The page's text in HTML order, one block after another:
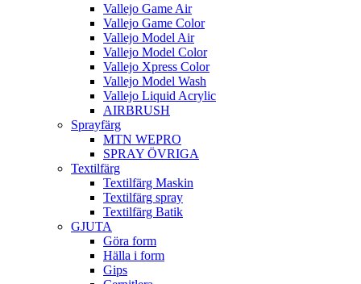
Vallejo Game Air
Vallejo Game Color
Vallejo Model Air
Vallejo Model Color
Vallejo Xpress Color
Vallejo Model Wash
Vallejo Liquid Acrylic
AIRBRUSH
Sprayfärg
MTN WEPRO
SPRAY ÖVRIGA
Textilfärg
Textilfärg Maskin
Textilfärg spray
Textilfärg Batik
GJUTA
Göra form
Hälla i form
Gips